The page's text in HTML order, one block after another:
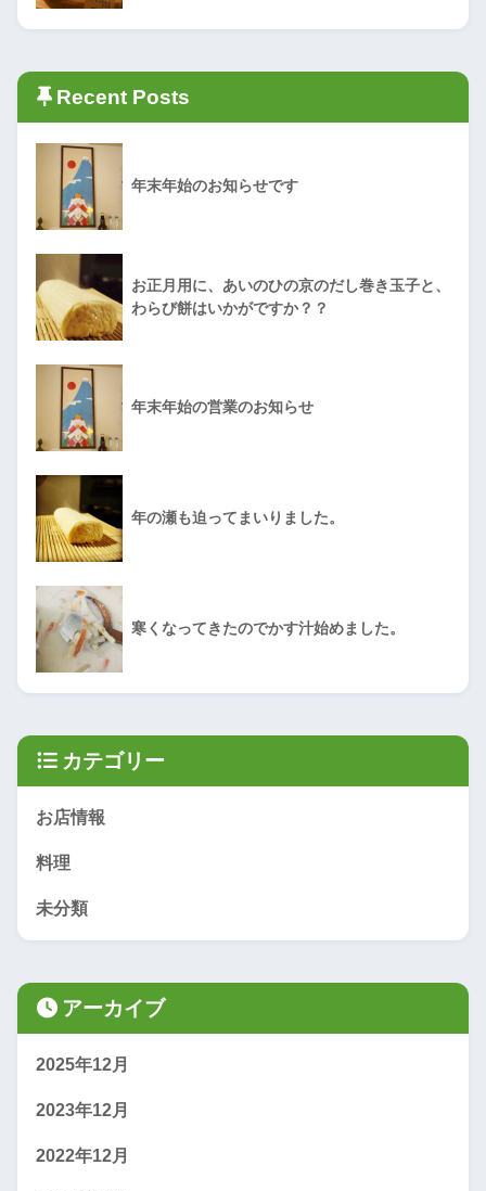
Recent Posts
年末年始のお知らせです
お正月用に、あいのひの京のだし巻き玉子と、
わらび餅はいかがですか？？
年末年始の営業のお知らせ
年の瀬も迫ってまいりました。
寒くなってきたのでかす汁始めました。
カテゴリー
お店情報
料理
未分類
アーカイブ
2025年12月
2023年12月
2022年12月